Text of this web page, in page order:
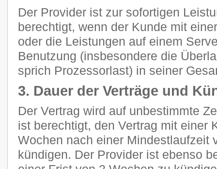
Der Provider ist zur sofortigen
berechtigt, wenn der Kunde mit
oder die Leistungen auf einem
Benutzung (insbesondere die
sprich Prozessorlast) in seiner
3. Dauer der Verträge und
Der Vertrag wird auf unbestimmte
ist berechtigt, den Vertrag mit einer
Wochen nach einer Mindestlaufzeit
kündigen. Der Provider ist ebenso